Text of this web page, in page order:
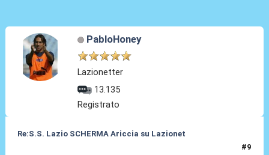
PabloHoney
Lazionetter
13.135
Registrato
Re:S.S. Lazio SCHERMA Ariccia su Lazionet
#9